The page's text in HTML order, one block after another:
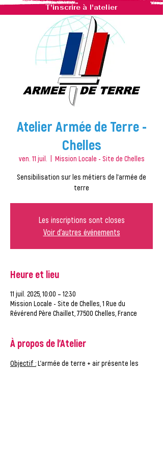
T'inscrire à l'atelier
Atelier Armée de Terre -
Chelles
ven. 11 juil. Mission Locale - Site de Chelles
Sensibilisation sur les métiers de l'armée de
terre
Les inscriptions sont closes
Voir d'autres événements
Heure et lieu
11 juil. 2025, 10:00 – 12:30
Mission Locale - Site de Chelles, 1 Rue du
Révérend Père Chaillet, 77500 Chelles, France
À propos de l'Atelier
Objectif : L’armée de terre + air présente les